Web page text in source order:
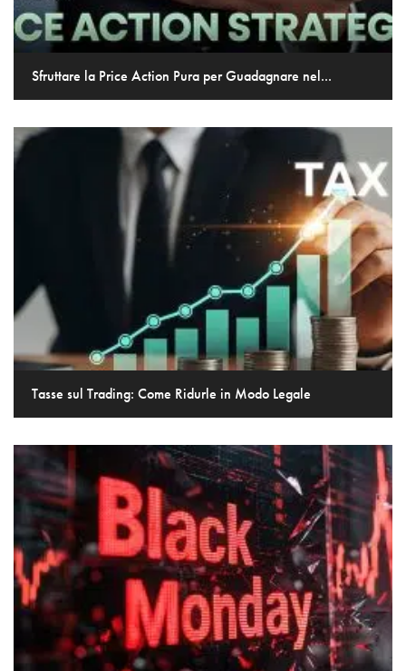
Sfruttare la Price Action Pura per Guadagnare nel...
Tasse sul Trading: Come Ridurle in Modo Legale